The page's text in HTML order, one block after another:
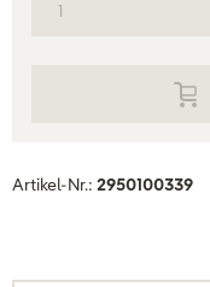
Artikel-Nr.: 2950100339